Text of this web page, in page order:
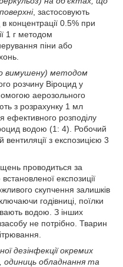
, застосовують
концентрації 0.5% при
1 г методом
піни або
вимушену) методом
розчину Віроцид у
аерозольного
з розрахунку 1 мл
ефективного розподілу
водою (1: 4). Робочий
з експозицією 3
проводиться за
експозиції
скупчення залишків
годівниці, поїлки
водою. З інших
не потрібно. Тварин
дезінфекції окремих
одиниць обладнання та